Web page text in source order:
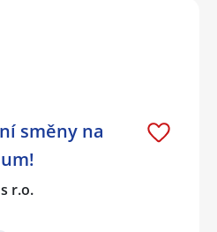
směny na
r.o.